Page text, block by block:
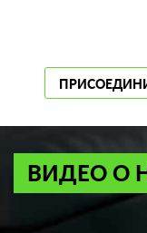
ВИДЕО О